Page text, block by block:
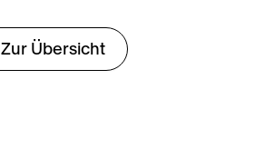
Zur Übersicht